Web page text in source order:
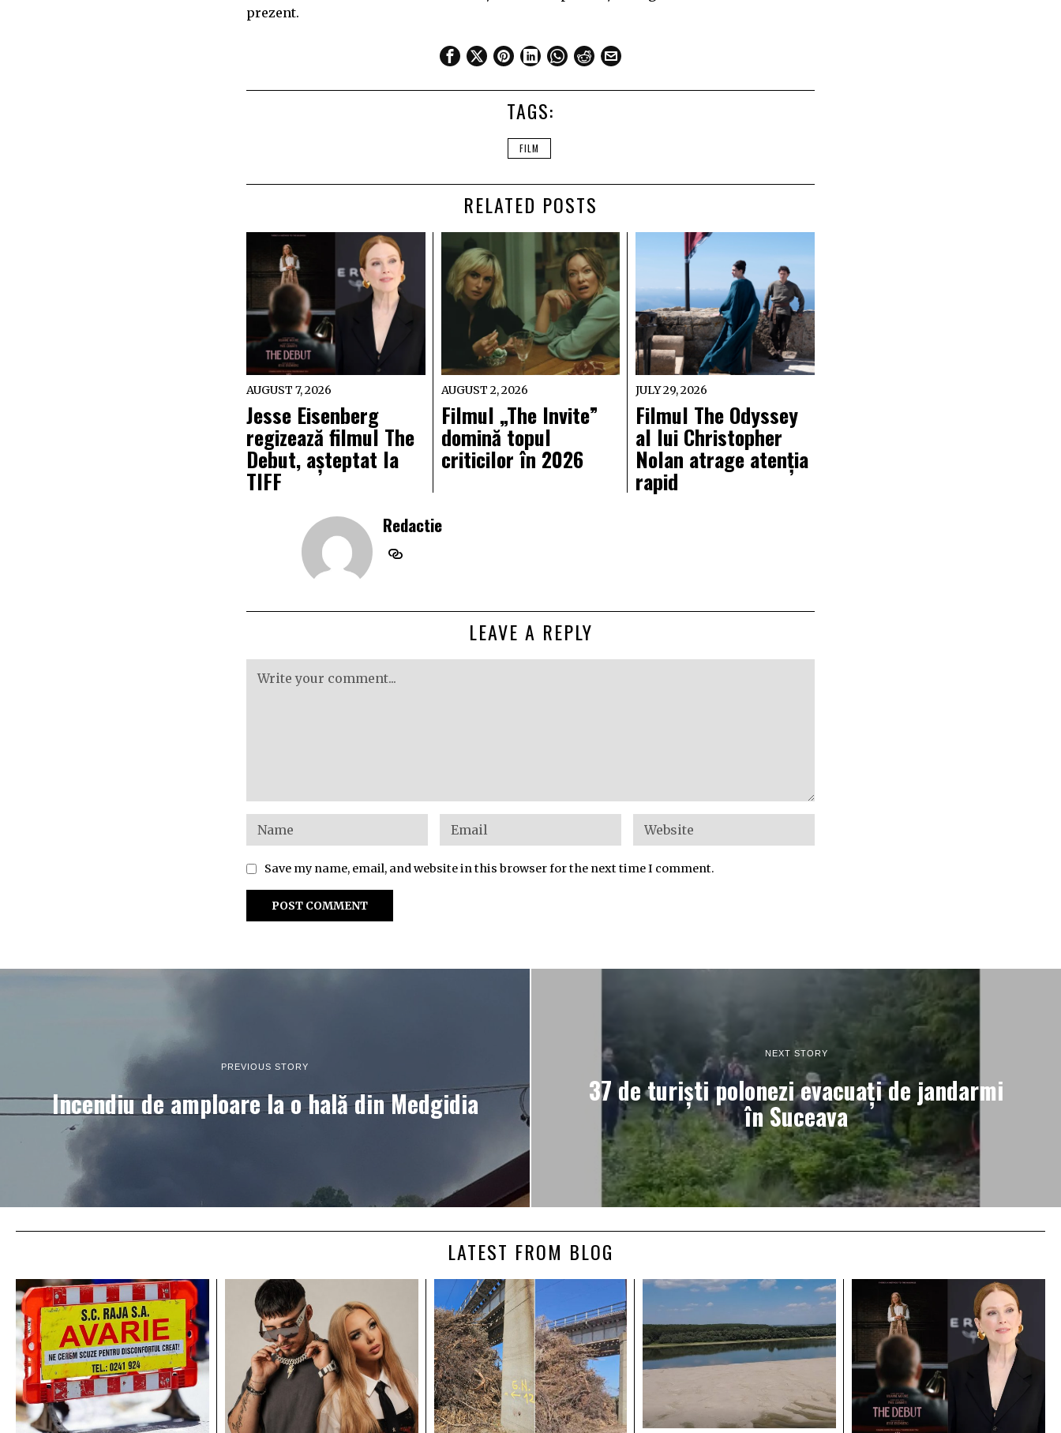
prezent.
TAGS:
FILM
RELATED POSTS
AUGUST 7, 2026
Jesse Eisenberg
regizează filmul The
Debut, așteptat la
TIFF
AUGUST 2, 2026
Filmul „The Invite”
domină topul
criticilor în 2026
JULY 29, 2026
Filmul The Odyssey
al lui Christopher
Nolan atrage atenția
rapid
Redactie
LEAVE A REPLY
Save my name, email, and website in this browser for the next time I comment.
PREVIOUS STORY
Incendiu de amploare la o hală din Medgidia
NEXT STORY
37 de turiști polonezi evacuați de jandarmi
în Suceava
LATEST FROM BLOG